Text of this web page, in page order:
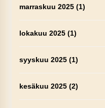
marraskuu 2025(1)
lokakuu 2025(1)
syyskuu 2025(1)
kesäkuu 2025(2)